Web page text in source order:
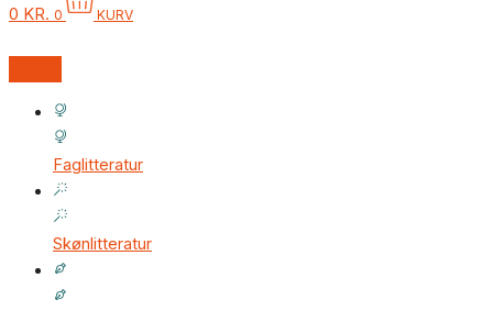
0 KR. 0 KURV
Faglitteratur
Skønlitteratur